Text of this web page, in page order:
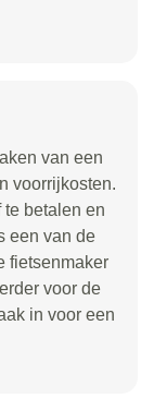
van een
voorrijkosten.
betalen en
een van de
fietsenmaker
voor de
in voor een